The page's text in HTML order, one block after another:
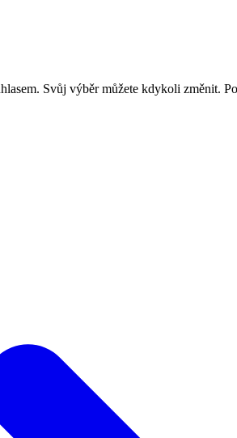
Svůj výběr můžete kdykoli změnit.